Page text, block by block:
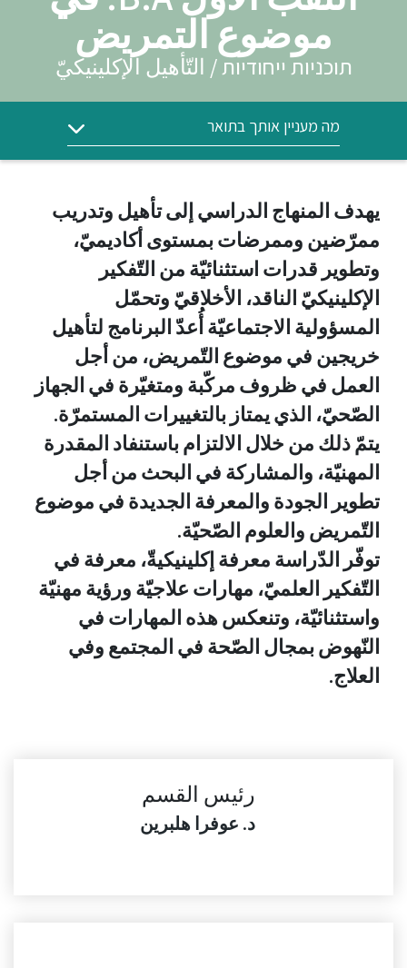
موضوع التمريض
תוכניות ייחודיות / التّأهيل الإكلينيكيّ
מה מעניין אותך בתואר
يهدف المنهاج الدراسي إلى تأهيل وتدريب
ممرّضين وممرضات بمستوى أكاديميّ،
وتطوير قدرات استثنائيّة من التّفكير
الإكلينيكيّ الناقد، الأخلاقيّ وتحمّل
المسؤولية الاجتماعيّة أُعدّ البرنامج لتأهيل
خريجين في موضوع التّمريض، من أجل
العمل في ظروف مركّبة ومتغيّرة في الجهاز
الصّحيّ، الذي يمتاز بالتغييرات المستمرّة.
يتمّ ذلك من خلال الالتزام باستنفاد المقدرة
المهنيّة، والمشاركة في البحث من أجل
تطوير الجودة والمعرفة الجديدة في موضوع
التّمريض والعلوم الصّحيّة.
توفّر الدّراسة معرفة إكلينيكيةّ، معرفة في
التّفكير العلميّ، مهارات علاجيّة ورؤية مهنيّة
واستثنائيّة، وتنعكس هذه المهارات في
النّهوض بمجال الصّحة في المجتمع وفي
العلاج.
رئيس القسم
د. عوفرا هلبرين